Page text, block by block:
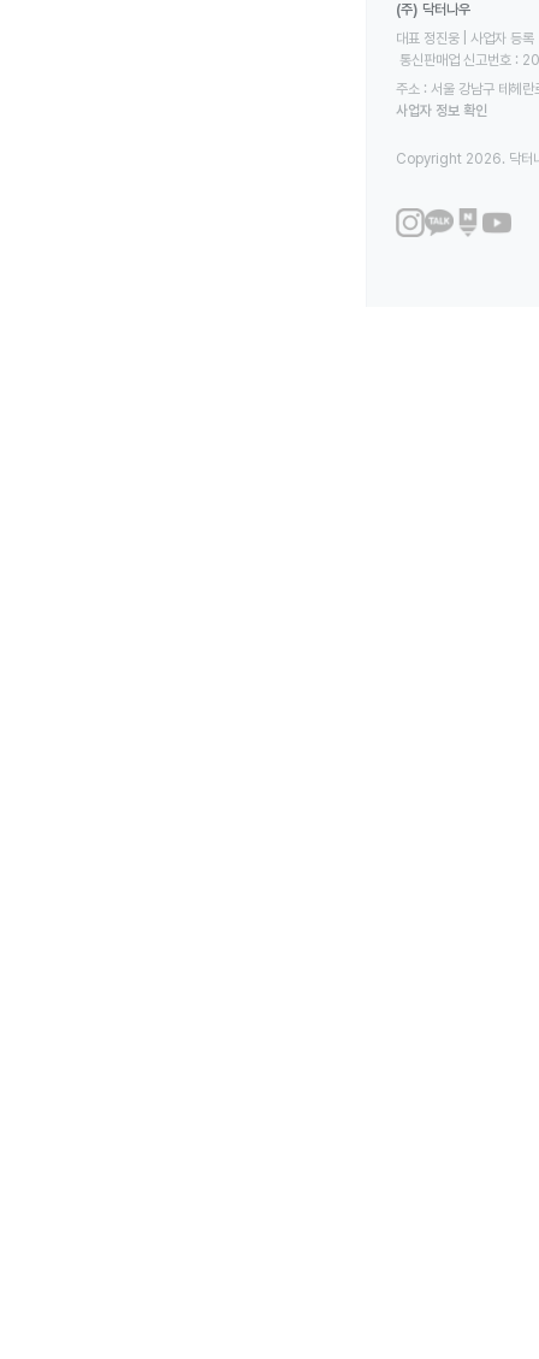
(주) 닥터나우
대표 정진웅 | 사업자
통신판매업 신고번호
주소 : 서울 강남구 테헤
사업자 정보 확인
Copyright 2026. 닥터